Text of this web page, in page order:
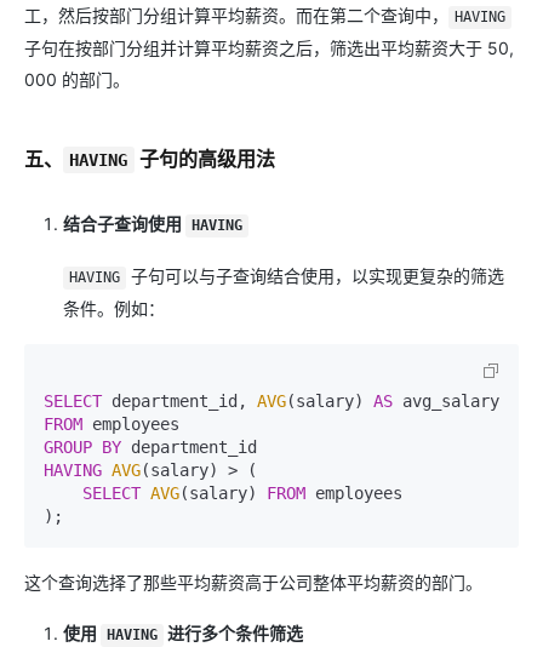
工，然后按部门分组计算平均薪资。而在第二个查询中，
HAVING
子句在按部门分组并计算平均薪资之后，筛选出平均薪资大于 50,
000 的部门。
五、 HAVING 子句的高级用法
结合子查询使用 HAVING
HAVING
子句可以与子查询结合使用，以实现更复杂的筛选
条件。例如：
SELECT department_id, AVG(salary) AS
FROM
GROUP BY
HAVING AVG(salary) > (
SELECT AVG(salary) FROM employees
这个查询选择了那些平均薪资高于公司整体平均薪资的部门。
使用 HAVING 进行多个条件筛选